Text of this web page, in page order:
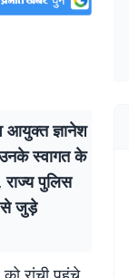
आयुक्त ज्ञानेश
उनके स्वागत के
राज्य पुलिस
से जुड़े